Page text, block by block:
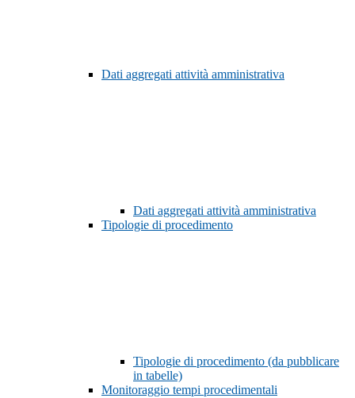
Dati aggregati attività amministrativa
Dati aggregati attività amministrativa
Tipologie di procedimento
Tipologie di procedimento (da pubblicare
in tabelle)
Monitoraggio tempi procedimentali